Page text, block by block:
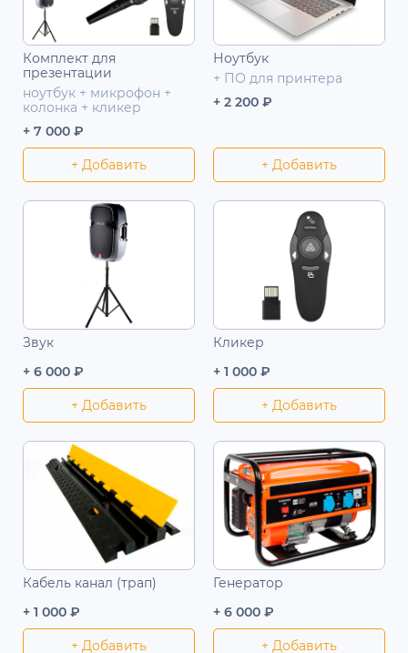
Комплект для
презентации
ноутбук + микрофон +
колонка + кликер
+ 7 000 ₽
+ Добавить
Ноутбук
+ ПО для принтера
+ 2 200 ₽
+ Добавить
Звук
+ 6 000 ₽
+ Добавить
Кликер
+ 1 000 ₽
+ Добавить
Кабель канал (трап)
+ 1 000 ₽
+ Добавить
Генератор
+ 6 000 ₽
+ Добавить